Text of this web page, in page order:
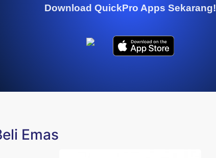
Download QuickPro Apps Sekarang!
Emas